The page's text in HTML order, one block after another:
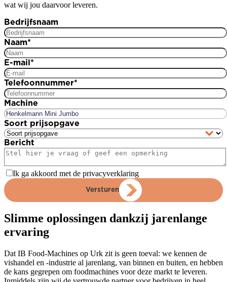
wat wij jou daarvoor leveren.
Bedrijfsnaam
Naam*
E-mail*
Telefoonnummer*
Machine
Soort prijsopgave
Bericht
Ik ga akkoord met de privacyverklaring
Versturen
Slimme oplossingen dankzij jarenlange
ervaring
Dat IB Food-Machines op Urk zit is geen toeval: we kennen de
vishandel en -industrie al jarenlang, van binnen en buiten, en hebben
de kans gegrepen om foodmachines voor deze markt te leveren.